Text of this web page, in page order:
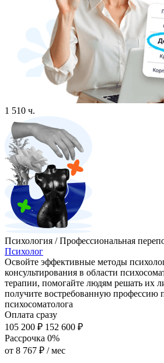
1 510 ч.
Психология / Профессиональная
Психолог
Освойте эффективные методы
консультирования в области
терапии, помогайте людям решать их
получите востребованную профессию
психосоматолога
Оплата сразу
105 200 ₽ 152 600 ₽
Рассрочка 0%
от 8 767 ₽ / мес